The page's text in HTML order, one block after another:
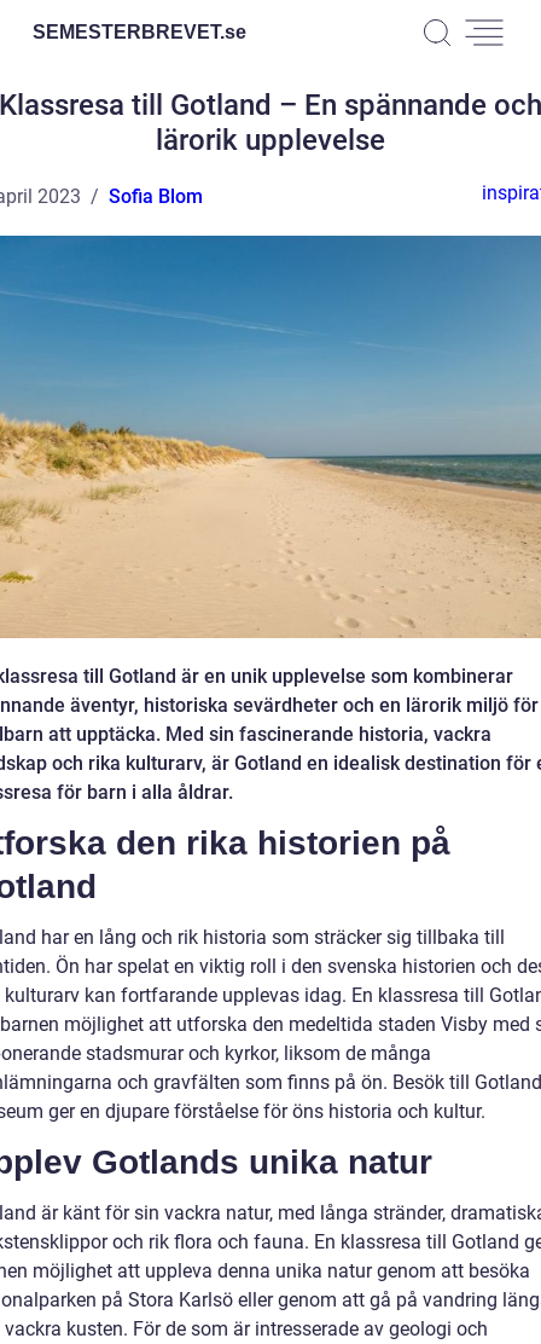
SEMESTERBREVET.se
Klassresa till Gotland – En spännande och
lärorik upplevelse
2023 Sofia Blom
till Gotland är en unik upplevelse som kombinerar
äventyr, historiska sevärdheter och en lärorik miljö för
att upptäcka. Med sin fascinerande historia, vackra
och rika kulturarv, är Gotland en idealisk destination för
för barn i alla åldrar.
den rika historien på
har en lång och rik historia som sträcker sig tillbaka till
Ön har spelat en viktig roll i den svenska historien och
kulturarv kan fortfarande upplevas idag. En klassresa till
möjlighet att utforska den medeltida staden Visby med
stadsmurar och kyrkor, liksom de många
och gravfälten som finns på ön. Besök till
ger en djupare förståelse för öns historia och kultur.
Gotlands unika natur
är känt för sin vackra natur, med långa stränder,
och rik flora och fauna. En klassresa till Gotland
möjlighet att uppleva denna unika natur genom att besöka
på Stora Karlsö eller genom att gå på vandring
vackra kusten. För de som är intresserade av geologi och